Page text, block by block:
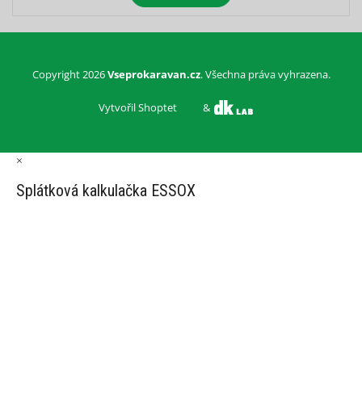
Vytvořil Shoptet &
Copyright 2026Vseprokaravan.cz. Všechna práva vyhrazena.
×
Splátková kalkulačka ESSOX